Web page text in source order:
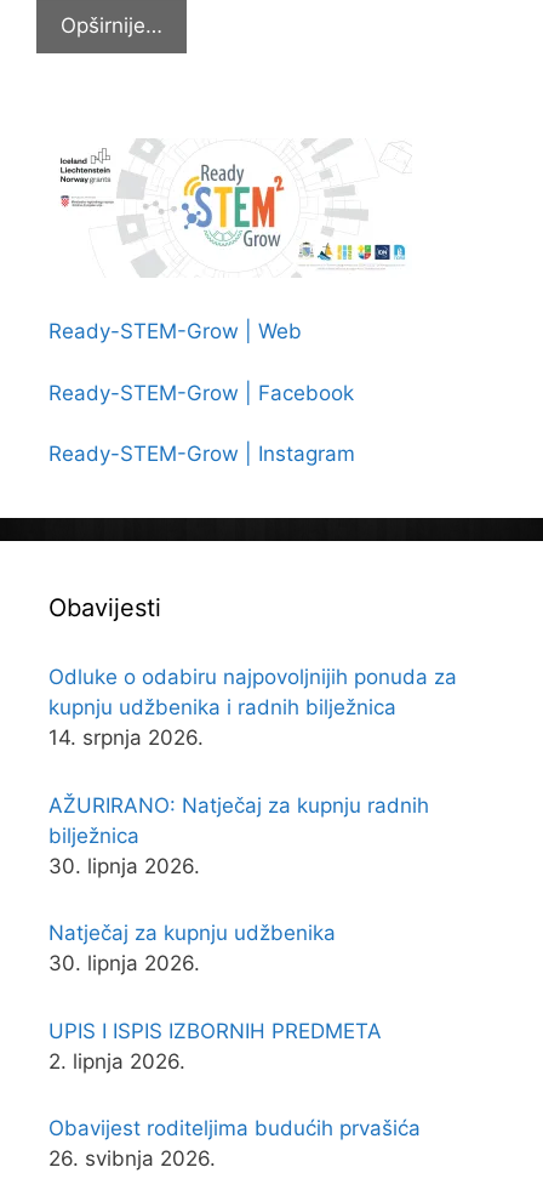
Opširnije…
za
Ready-STEM-Grow | Web
Ready-STEM-Grow | Facebook
Ready-STEM-Grow | Instagram
Obavijesti
Odluke o odabiru najpovoljnijih ponuda za
kupnju udžbenika i radnih bilježnica
14. srpnja 2026.
AŽURIRANO: Natječaj za kupnju radnih
bilježnica
30. lipnja 2026.
Natječaj za kupnju udžbenika
30. lipnja 2026.
UPIS I ISPIS IZBORNIH PREDMETA
2. lipnja 2026.
Obavijest roditeljima budućih prvašića
26. svibnja 2026.